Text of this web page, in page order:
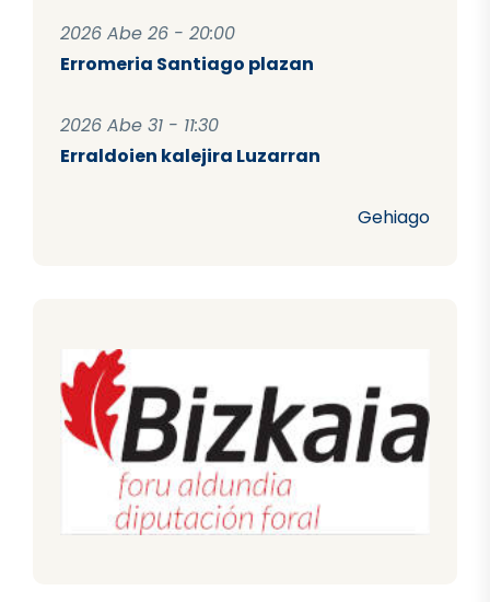
2026 Abe 26 - 20:00
Erromeria Santiago plazan
2026 Abe 31 - 11:30
Erraldoien kalejira Luzarran
Gehiago